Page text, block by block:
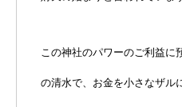
この神社のパワーのご利益に
の清水で、お金を小さなザル